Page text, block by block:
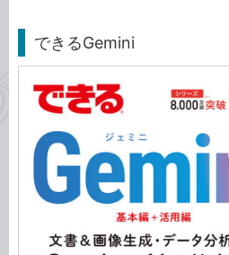
できるGemini